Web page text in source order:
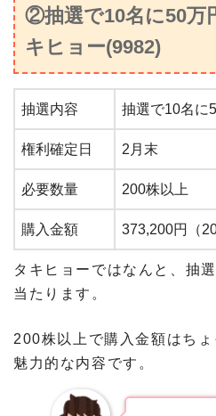
②抽選で10名に50万
キヒョー(9982)
抽選内容 抽選で10名に
権利確定日 2月末
必要数量 200株以上
購入金額 373,200円（
タキヒョーではなんと、抽
当たります。
200株以上で購入金額はちょ
魅力的な内容です。